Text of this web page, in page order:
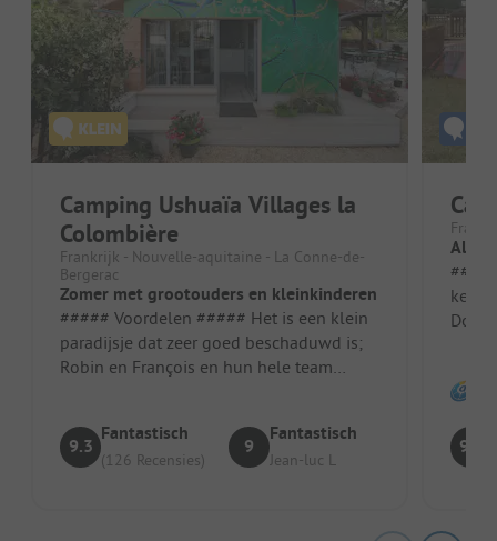
Camping Ushuaïa Villages la
Colombière
Frankrijk - Nouvelle-aquitaine - La Conne-de-
Bergerac
Zomer met grootouders en kleinkinderen
##### Voordelen ##### Het is een klein
paradijsje dat zeer goed beschaduwd is;
Robin en François en hun hele team
9.3
Fantastisch
(126 Recensies)
9
Fantastisch
Jean-luc L
Altijd
#####
ken
9.2